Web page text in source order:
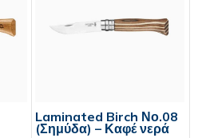
Laminated Birch Νο.08
(Σημύδα) – Καφέ νερά